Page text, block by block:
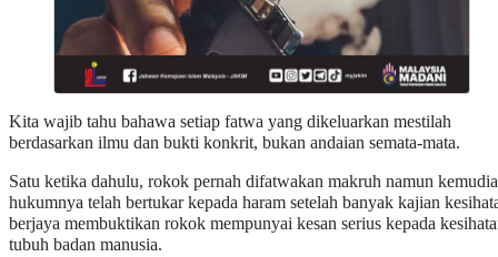
Kita wajib tahu bahawa setiap fatwa yang dikeluarkan mestilah
berdasarkan ilmu dan bukti konkrit, bukan andaian semata-mata.
Satu ketika dahulu, rokok pernah difatwakan makruh namun
hukumnya telah bertukar kepada haram setelah banyak kajian
berjaya membuktikan rokok mempunyai kesan serius kepada
tubuh badan manusia.